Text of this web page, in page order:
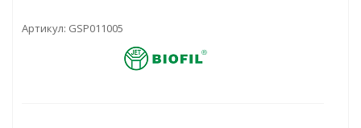
Артикул: GSP011005